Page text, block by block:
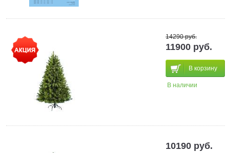
14290 руб.
11900 руб.
В корзину
В наличии
10190 руб.